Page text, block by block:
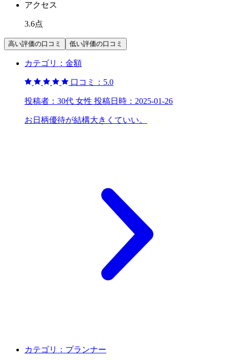
アクセス
3.6点
高い評価の口コミ 低い評価の口コミ
カテゴリ： 金額
口コミ： 5.0
投稿者： 30代 女性 投稿日時： 2025-01-26
お日柄優待が結構大きくていい。
カテゴリ： プランナー